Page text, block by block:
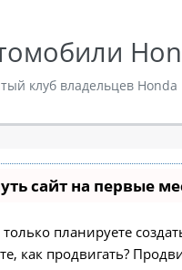
клуб владельцев Honda
сайт на первые
планируете
как продвигать?